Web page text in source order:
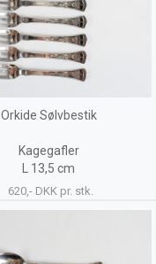
Orkide Sølvbestik
Kagegafler
L 13,5 cm
620,- DKK pr. stk.